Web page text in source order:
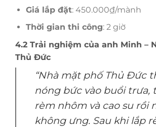
Giá lắp đặt: 450.000₫/mành
Thời gian thi công: 2 giờ
4.2 Trải nghiệm của anh Minh –
Thủ Đức
“Nhà mặt phố Thủ Đức
nóng bức vào buổi trưa,
rèm nhôm và cao su rồi
không ưng. Sau khi lắp